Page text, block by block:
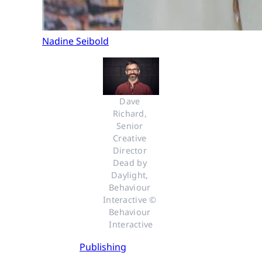
Nadine Seibold
Dave
Richard,
Senior
Creative
Director
Dead by
Daylight,
Behaviour
Interactive ©
Behaviour
Interactive
Publishing